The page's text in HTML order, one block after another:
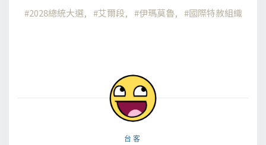
2028總統大選
艾爾段 伊瑪莫魯 國際特赦組織
台客